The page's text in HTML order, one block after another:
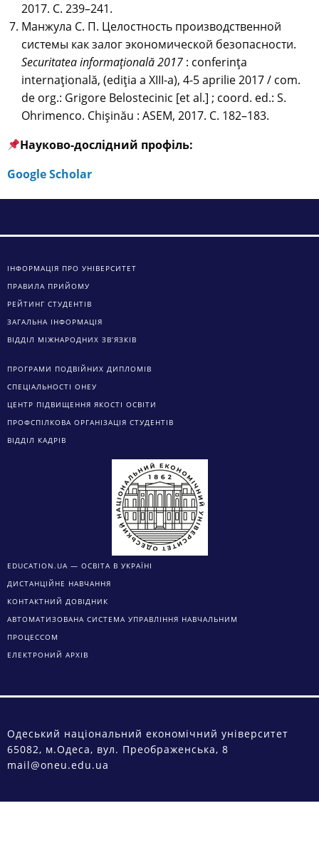
2017. С. 239–241.
Манжула С. П. Целостность производственной
системы как залог экономической безопасности.
Securitatea informaţională 2017 : conferinţa
internaţională, (ediţia a XIII-a), 4-5 aprilie 2017 / com.
de org.: Grigore Belostecinic [et al.] ; coord. ed.: S.
Ohrimenco. Chişinău : ASEM, 2017. С. 182–183.
Науково-дослідний профіль:
Google Scholar
ІНФОРМАЦІЯ ПРО УНІВЕРСИТЕТ
ПРАВИЛА ПРИЙОМУ
РЕЙТИНГ СТУДЕНТІВ
ЗАГАЛЬНА ІНФОРМАЦІЯ
ВІДДІЛ МІЖНАРОДНИХ ЗВ’ЯЗКІВ
ПРОГРАМИ ПОДВІЙНИХ ДИПЛОМІВ
СПЕЦІАЛЬНОСТІ ОНЕУ
ЦЕНТР ПІДВИЩЕННЯ ЯКОСТІ ОСВІТИ
ПРОФСПІЛКОВА ОРГАНІЗАЦІЯ СТУДЕНТІВ
ВІДДІЛ КАДРІВ
EDUCATION.UA — ОСВІТА В УКРАЇНІ
ДИСТАНЦІЙНЕ НАВЧАННЯ
КОНТАКТНИЙ ДОВІДНИК
АВТОМАТИЗОВАНА СИСТЕМА УПРАВЛІННЯ НАВЧАЛЬНИМ
ПРОЦЕССОМ
ЕЛЕКТРОНИЙ АРХІВ
Одеський національний економічний університет
65082, м.Одеса, вул. Преображенська, 8
mail@oneu.edu.ua